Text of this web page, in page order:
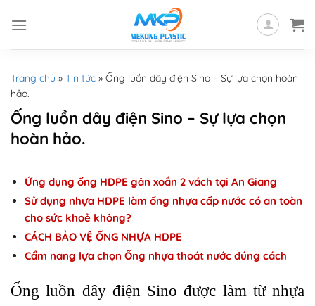
Trang chủ » Tin tức » Ống luồn dây điện Sino – Sự lựa chọn hoàn
hảo.
Ống luồn dây điện Sino – Sự lựa chọn
hoàn hảo.
Ứng dụng ống HDPE gân xoắn 2 vách tại An Giang
Sử dụng nhựa HDPE làm ống nhựa cấp nước có an toàn
cho sức khoẻ không?
CÁCH BẢO VỆ ỐNG NHỰA HDPE
Cẩm nang lựa chọn Ống nhựa thoát nước đúng cách
Ống luồn dây điện Sino được làm từ nhựa